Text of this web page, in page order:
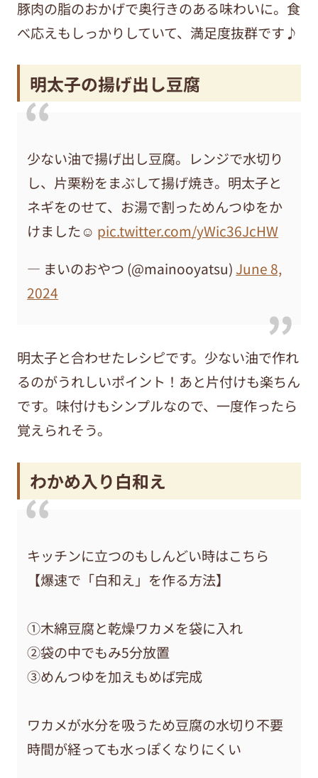
豚肉の脂のおかげで奥行きのある味わいに。食
べ応えもしっかりしていて、満足度抜群です♪
明太子の揚げ出し豆腐
少ない油で揚げ出し豆腐。レンジで水切り
し、片栗粉をまぶして揚げ焼き。明太子と
ネギをのせて、お湯で割っためんつゆをか
けました☺️ pic.twitter.com/yWic36JcHW
— まいのおやつ (@mainooyatsu) June 8,
2024
明太子と合わせたレシピです。少ない油で作れ
るのがうれしいポイント！あと片付けも楽ちん
です。味付けもシンプルなので、一度作ったら
覚えられそう。
わかめ入り白和え
キッチンに立つのもしんどい時はこちら
【爆速で「白和え」を作る方法】
①木綿豆腐と乾燥ワカメを袋に入れ
②袋の中でもみ5分放置
③めんつゆを加えもめば完成
ワカメが水分を吸うため豆腐の水切り不要
時間が経っても水っぽくなりにくい